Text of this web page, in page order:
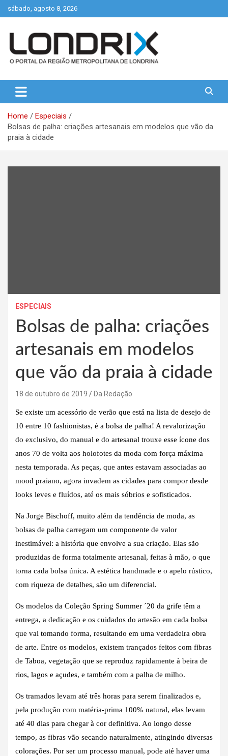
Skip
to
sábado, agosto 8, 2026
Londrix
Home
Especiais
Bolsas de palha: criações artesanais em modelos que vão da
praia à cidade
ESPECIAIS
Bolsas de palha: criações
artesanais em modelos
que vão da praia à cidade
18 de outubro de 2019 Da Redação
Se existe um acessório de verão que está na lista de desejo de
10 entre 10 fashionistas, é a bolsa de palha! A revalorização
do exclusivo, do manual e do artesanal trouxe esse ícone dos
anos 70 de volta aos holofotes da moda com força máxima
nesta temporada. As peças, que antes estavam associadas ao
mood praiano, agora invadem as cidades para compor desde
looks leves e fluídos, até os mais sóbrios e sofisticados.
Na Jorge Bischoff, muito além da tendência de moda, as
bolsas de palha carregam um componente de valor
inestimável: a história que envolve a sua criação. Elas são
produzidas de forma totalmente artesanal, feitas à mão, o que
torna cada bolsa única. A estética handmade e o apelo rústico,
com riqueza de detalhes, são um diferencial.
Os modelos da Coleção Spring Summer ´20 da grife têm a
entrega, a dedicação e os cuidados do artesão em cada bolsa
que vai tomando forma, resultando em uma verdadeira obra
de arte. Entre os modelos, existem trançados feitos com fibras
de Taboa, vegetação que se reproduz rapidamente à beira de
rios, lagos e açudes, e também com a palha de milho.
Os tramados levam até três horas para serem finalizados e,
pela produção com matéria-prima 100% natural, elas levam
até 40 dias para chegar à cor definitiva. Ao longo desse
tempo, as fibras vão secando naturalmente, atingindo diversas
colorações. Por ser um processo manual, pode até haver uma